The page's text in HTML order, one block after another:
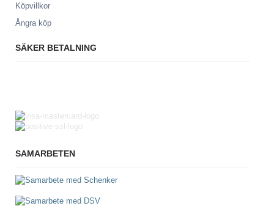
Köpvillkor
Ångra köp
SÄKER BETALNING
SAMARBETEN